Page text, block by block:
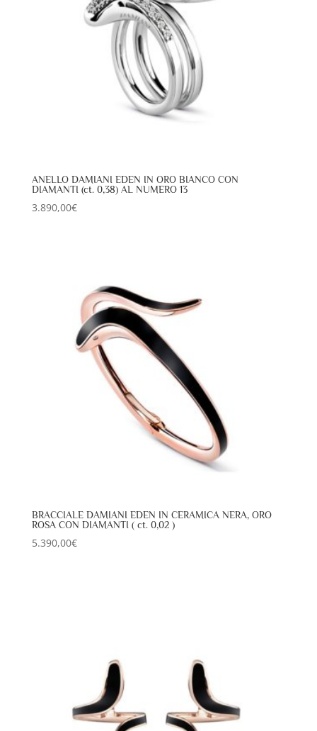
ANELLO DAMIANI EDEN IN ORO BIANCO CON
DIAMANTI (ct. 0,38) AL NUMERO 13
3.890,00€
BRACCIALE DAMIANI EDEN IN CERAMICA NERA, ORO
ROSA CON DIAMANTI ( ct. 0,02 )
5.390,00€